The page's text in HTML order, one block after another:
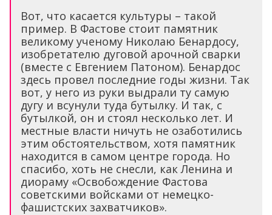
Вот, что касается культуры – такой
пример. В Фастове стоит памятник
великому ученому Николаю Бенардосу,
изобретателю дуговой арочной сварки
(вместе с Евгением Патоном). Бенардос
здесь провел последние годы жизни. Так
вот, у него из руки выдрали ту самую
дугу и всунули туда бутылку. И так, с
бутылкой, он и стоял несколько лет. И
местные власти ничуть не озаботились
этим обстоятельством, хотя памятник
находится в самом центре города. Но
спасибо, хоть не снесли, как Ленина и
диораму «Освобождение Фастова
советскими войсками от немецко-
фашистских захватчиков».